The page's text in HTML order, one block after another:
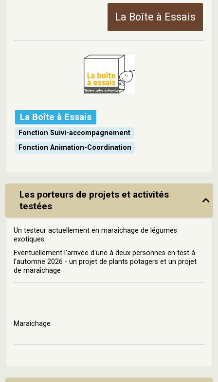
La Boîte à Essais
La Boîte à Essais
Fonction Suivi-accompagnement
Fonction Animation-Coordination
Les porteurs de projets et activités
testées
Un testeur actuellement en maraîchage de légumes
exotiques
Eventuellement l'arrivée d'une à deux personnes en test à
l'automne 2026 - un projet de plants potagers et un projet
de maraîchage
Maraîchage